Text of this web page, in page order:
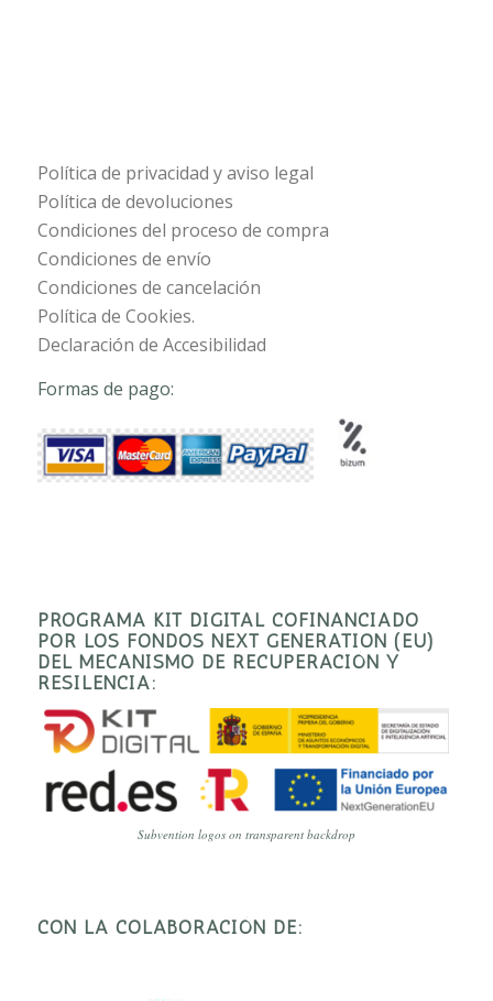
Política de privacidad y aviso legal
Política de devoluciones
Condiciones del proceso de compra
Condiciones de envío
Condiciones de cancelación
Política de Cookies.
Declaración de Accesibilidad
Formas de pago:
PROGRAMA KIT DIGITAL COFINANCIADO
POR LOS FONDOS NEXT GENERATION (EU)
DEL MECANISMO DE RECUPERACIÓN Y
RESILENCIA:
Subvention logos on transparent backdrop
CON LA COLABORACIÓN DE: